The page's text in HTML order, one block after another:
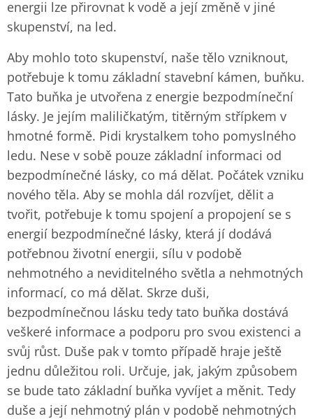
energii lze přirovnat k vodě a její změně v jiné
skupenství, na led.
Aby mohlo toto skupenství, naše tělo vzniknout,
potřebuje k tomu základní stavební kámen, buňku.
Tato buňka je utvořena z energie bezpodmíneční
lásky. Je jejím maliličkatým, titěrným střípkem v
hmotné formě. Pidi krystalkem toho pomyslného
ledu. Nese v sobě pouze základní informaci od
bezpodmínečné lásky, co má dělat. Počátek vzniku
nového těla. Aby se mohla dál rozvíjet, dělit a
tvořit, potřebuje k tomu spojení a propojení se s
energií bezpodmínečné lásky, která jí dodává
potřebnou životní energii, sílu v podobě
nehmotného a neviditelného světla a nehmotných
informací, co má dělat. Skrze duši,
bezpodmínečnou lásku tedy tato buňka dostává
veškeré informace a podporu pro svou existenci a
svůj růst. Duše pak v tomto případě hraje ještě
jednu důležitou roli. Určuje, jak, jakým způsobem
se bude tato základní buňka vyvíjet a měnit. Tedy
duše a její nehmotný plán v podobě nehmotných